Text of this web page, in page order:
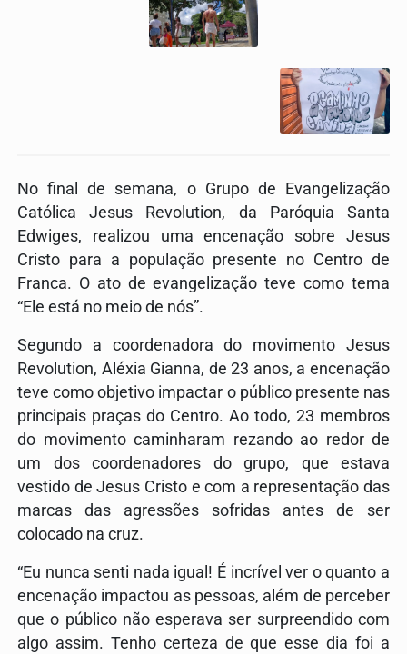
No final de semana, o Grupo de Evangelização
Católica Jesus Revolution, da Paróquia Santa
Edwiges, realizou uma encenação sobre Jesus
Cristo para a população presente no Centro de
Franca. O ato de evangelização teve como tema
“Ele está no meio de nós”.
Segundo a coordenadora do movimento Jesus
Revolution, Aléxia Gianna, de 23 anos, a encenação
teve como objetivo impactar o público presente nas
principais praças do Centro. Ao todo, 23 membros
do movimento caminharam rezando ao redor de
um dos coordenadores do grupo, que estava
vestido de Jesus Cristo e com a representação das
marcas das agressões sofridas antes de ser
colocado na cruz.
“Eu nunca senti nada igual! É incrível ver o quanto a
encenação impactou as pessoas, além de perceber
que o público não esperava ser surpreendido com
algo assim. Tenho certeza de que esse dia foi a